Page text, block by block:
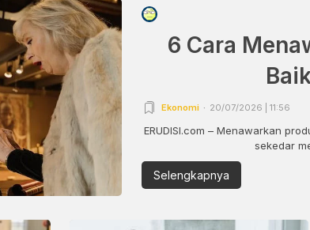
6 Cara
Ekonomi 20/07/2026 | 11:56
ERUDISI.com – Menawarkan
sekedar
Selengkapnya